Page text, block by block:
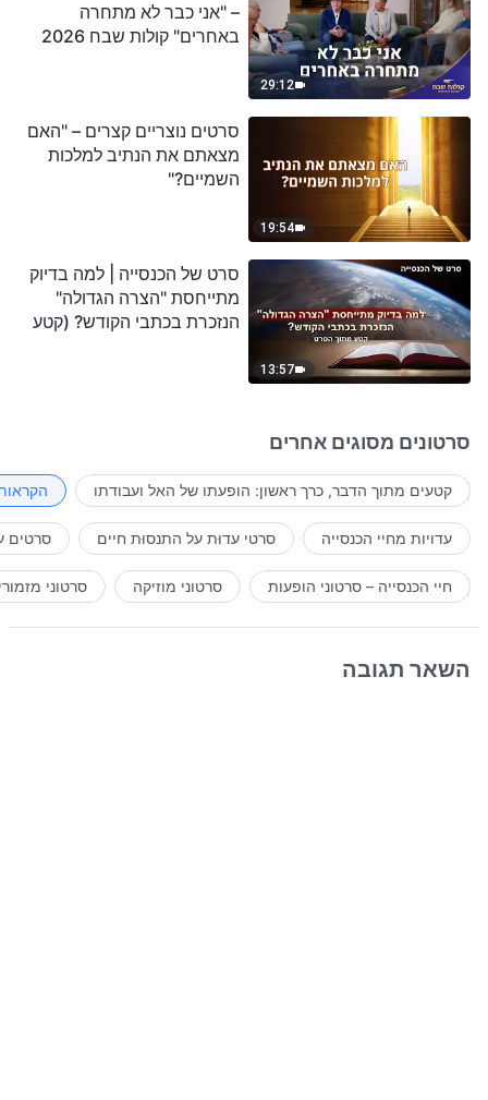
29:12
– "אני כבר לא מתחרה
באחרים" קולות שבח 2026
19:54
סרטים נוצריים קצרים – "האם
מצאתם את הנתיב למלכות
השמיים?"
13:57
סרט של הכנסייה | למה בדיוק
מתייחסת "הצרה הגדולה"
הנזכרת בכתבי הקודש? (קטע
סרטונים מסוגים אחרים
קטעים מתוך הדבר, כרך ראשון: הופעתו של האל ועבודתו
עדויות מחיי הכנסייה סרטי עדוּת על התנסוּת חיים סרטים
חיי הכנסייה – סרטוני הופעות סרטוני מוזיקה סרטוני
השאר תגובה